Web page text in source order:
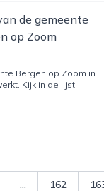
de gemeente
op Zoom
Bergen op Zoom in
Kijk in de lijst
... 162